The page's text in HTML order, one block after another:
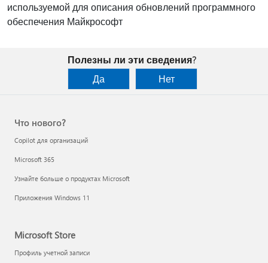
используемой для описания обновлений программного
обеспечения Майкрософт
Полезны ли эти сведения?
Да
Нет
Что нового?
Copilot для организаций
Microsoft 365
Узнайте больше о продуктах Microsoft
Приложения Windows 11
Microsoft Store
Профиль учетной записи